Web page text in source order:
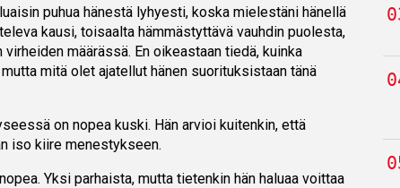
puhua hänestä lyhyesti, koska mielestäni hänellä
kausi, toisaalta hämmästyttävä vauhdin puolesta,
määrässä. En oikeastaan tiedä, kuinka
mitä olet ajatellut hänen suorituksistaan tänä
on nopea kuski. Hän arvioi kuitenkin, että
iso kiire menestykseen.
Yksi parhaista, mutta tietenkin hän haluaa voittaa